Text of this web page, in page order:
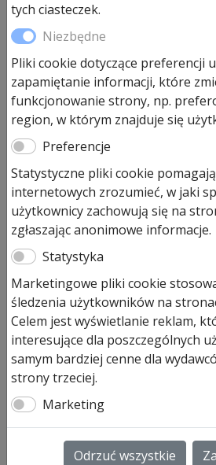
Wkładka do drzwi
Thermo65, THP
520,00zł
Pozostało tylko: 1 (może być
ilość
Wkładka
do
drzwi
wejściowych
Thermo65,
THP
Hormann
Wkładka patentowa do uchwytu
zabezpieczona przed
Wymiary 40,5 + 40,5 mm
z 5 kluczami w kpl.
✔ THP,
Drzwi w klasie antywłamaniowej
Uwaga: Pytaj do dostępność!
tych ciasteczek.
Niezbędne
Pliki cookie dotyczące preferencji
zapamiętanie informacji, które
funkcjonowanie strony, np.
region, w którym znajduje się
Preferencje
Statystyczne pliki cookie
internetowych zrozumieć, w jaki
użytkownicy zachowują się na
zgłaszając anonimowe informacje.
Statystyka
Marketingowe pliki cookie
śledzenia użytkowników na
Celem jest wyświetlanie reklam,
interesujące dla poszczególnych
samym bardziej cenne dla
strony trzeciej.
Marketing
Odrzuć wszystkie